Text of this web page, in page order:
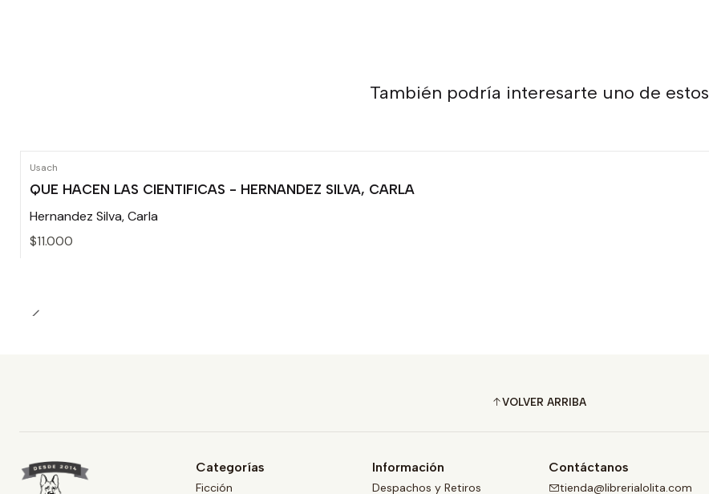
También podría interesarte uno de estos
Usach
QUE HACEN LAS CIENTIFICAS - HERNANDEZ SILVA, CARLA
Hernandez Silva, Carla
$11.000
VOLVER ARRIBA
Categorías
Ficción
Información
Despachos y Retiros
Contáctanos
tienda@librerialolita.com